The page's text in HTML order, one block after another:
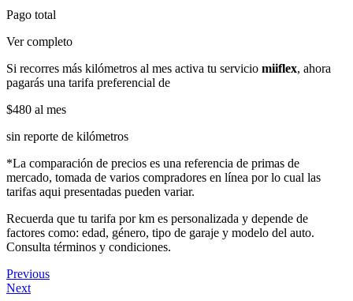
Pago total
Ver completo
Si recorres más kilómetros al mes activa tu servicio miiflex, ahora
pagarás una tarifa preferencial de
$480 al mes
sin reporte de kilómetros
*La comparación de precios es una referencia de primas de
mercado, tomada de varios compradores en línea por lo cual las
tarifas aqui presentadas pueden variar.
Recuerda que tu tarifa por km es personalizada y depende de
factores como: edad, género, tipo de garaje y modelo del auto.
Consulta términos y condiciones.
Previous
Next